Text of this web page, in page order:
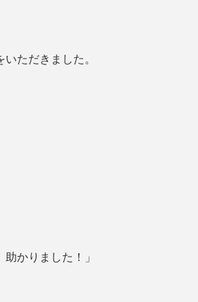
ただきました。
かりました！」